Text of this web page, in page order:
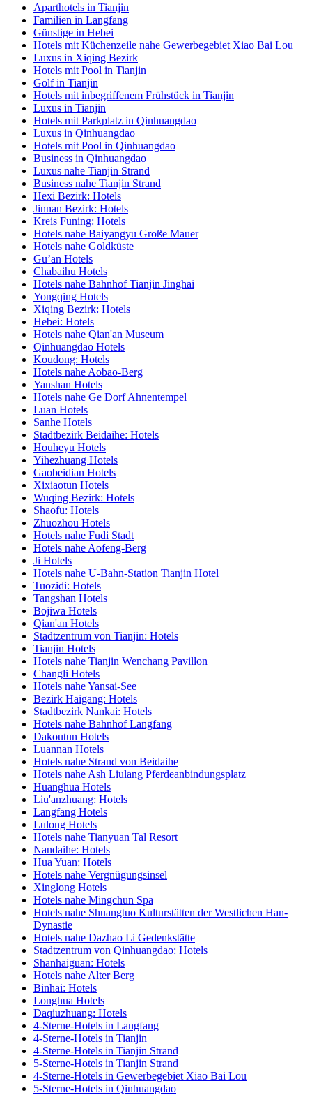
Aparthotels in Tianjin
Familien in Langfang
Günstige in Hebei
Hotels mit Küchenzeile nahe Gewerbegebiet Xiao Bai Lou
Luxus in Xiqing Bezirk
Hotels mit Pool in Tianjin
Golf in Tianjin
Hotels mit inbegriffenem Frühstück in Tianjin
Luxus in Tianjin
Hotels mit Parkplatz in Qinhuangdao
Luxus in Qinhuangdao
Hotels mit Pool in Qinhuangdao
Business in Qinhuangdao
Luxus nahe Tianjin Strand
Business nahe Tianjin Strand
Hexi Bezirk: Hotels
Jinnan Bezirk: Hotels
Kreis Funing: Hotels
Hotels nahe Baiyangyu Große Mauer
Hotels nahe Goldküste
Gu’an Hotels
Chabaihu Hotels
Hotels nahe Bahnhof Tianjin Jinghai
Yongqing Hotels
Xiqing Bezirk: Hotels
Hebei: Hotels
Hotels nahe Qian'an Museum
Qinhuangdao Hotels
Koudong: Hotels
Hotels nahe Aobao-Berg
Yanshan Hotels
Hotels nahe Ge Dorf Ahnentempel
Luan Hotels
Sanhe Hotels
Stadtbezirk Beidaihe: Hotels
Houheyu Hotels
Yihezhuang Hotels
Gaobeidian Hotels
Xixiaotun Hotels
Wuqing Bezirk: Hotels
Shaofu: Hotels
Zhuozhou Hotels
Hotels nahe Fudi Stadt
Hotels nahe Aofeng-Berg
Ji Hotels
Hotels nahe U-Bahn-Station Tianjin Hotel
Tuozidi: Hotels
Tangshan Hotels
Bojiwa Hotels
Qian'an Hotels
Stadtzentrum von Tianjin: Hotels
Tianjin Hotels
Hotels nahe Tianjin Wenchang Pavillon
Changli Hotels
Hotels nahe Yansai-See
Bezirk Haigang: Hotels
Stadtbezirk Nankai: Hotels
Hotels nahe Bahnhof Langfang
Dakoutun Hotels
Luannan Hotels
Hotels nahe Strand von Beidaihe
Hotels nahe Ash Liulang Pferdeanbindungsplatz
Huanghua Hotels
Liu'anzhuang: Hotels
Langfang Hotels
Lulong Hotels
Hotels nahe Tianyuan Tal Resort
Nandaihe: Hotels
Hua Yuan: Hotels
Hotels nahe Vergnügungsinsel
Xinglong Hotels
Hotels nahe Mingchun Spa
Hotels nahe Shuangtuo Kulturstätten der Westlichen Han-
Dynastie
Hotels nahe Dazhao Li Gedenkstätte
Stadtzentrum von Qinhuangdao: Hotels
Shanhaiguan: Hotels
Hotels nahe Alter Berg
Binhai: Hotels
Longhua Hotels
Daqiuzhuang: Hotels
4-Sterne-Hotels in Langfang
4-Sterne-Hotels in Tianjin
4-Sterne-Hotels in Tianjin Strand
5-Sterne-Hotels in Tianjin Strand
4-Sterne-Hotels in Gewerbegebiet Xiao Bai Lou
5-Sterne-Hotels in Qinhuangdao